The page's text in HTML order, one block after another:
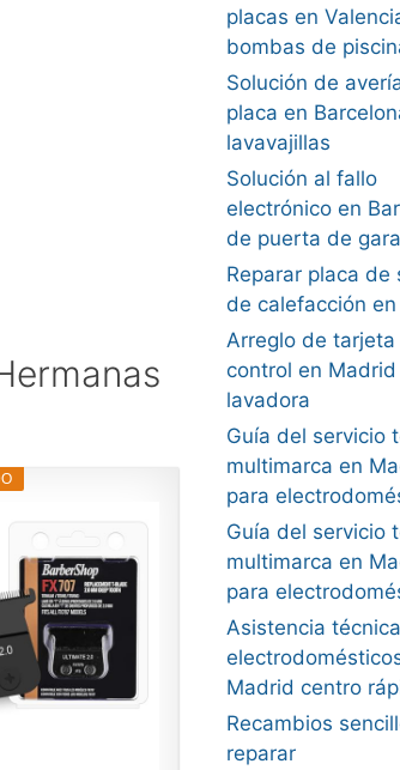
placas en
bombas de
Solución de
placa en
lavavajillas
Solución al fallo
electrónico en
de puerta de
Reparar placa de
de calefacción
Arreglo de tarjeta
control en Madrid
lavadora
Guía del servicio
multimarca en
para
Guía del servicio
multimarca en
para
Asistencia
Madrid centro
Recambios
reparar